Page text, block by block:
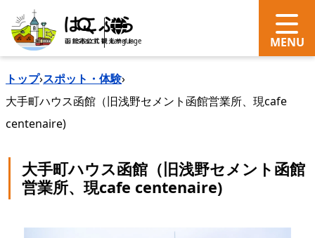
search Language
トップ›スポット・体験›
大手町ハウス函館（旧浅野セメント函館営業所、現cafe
centenaire)
大手町ハウス函館（旧浅野セメント函館
営業所、現cafe centenaire)